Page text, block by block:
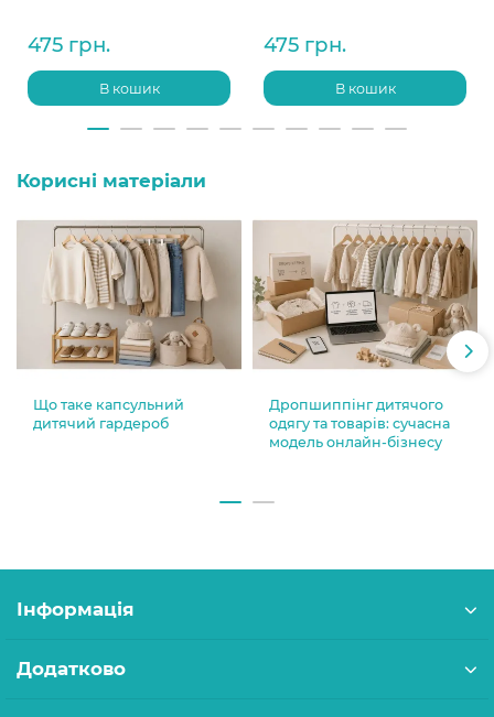
475 грн.
В кошик
475 грн.
В кошик
Корисні матеріали
Що таке капсульний
дитячий гардероб
Дропшиппінг дитячого
одягу та товарів: сучасна
модель онлайн-бізнесу
Інформація
Додатково